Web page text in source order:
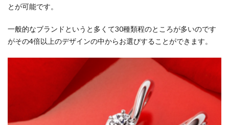
とが可能です。
一般的なブランドというと多くて30種類程のところが多いのです
がその4倍以上のデザインの中からお選びすることができます。